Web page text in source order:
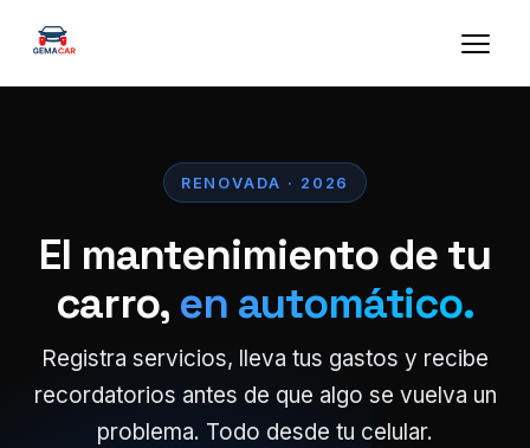
RENOVADA · 2026
El mantenimiento de tu
carro, en automático.
Registra servicios, lleva tus gastos y recibe
recordatorios antes de que algo se vuelva un
problema. Todo desde tu celular.